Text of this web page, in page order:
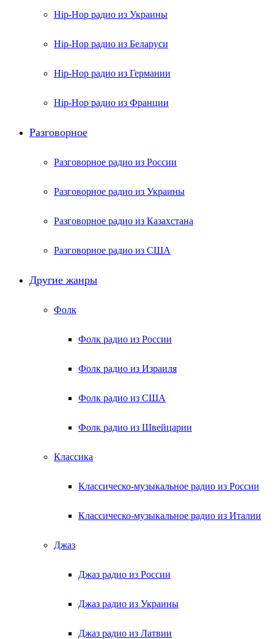
Hip-Hop радио из Украины
Hip-Hop радио из Беларуси
Hip-Hop радио из Германии
Hip-Hop радио из Франции
Разговорное
Разговорное радио из России
Разговорное радио из Украины
Разговорное радио из Казахстана
Разговорное радио из США
Другие жанры
Фолк
Фолк радио из России
Фолк радио из Израиля
Фолк радио из США
Фолк радио из Швейцарии
Классика
Классическо-музыкальное радио из России
Классическо-музыкальное радио из Италии
Джаз
Джаз радио из России
Джаз радио из Украины
Джаз радио из Латвии